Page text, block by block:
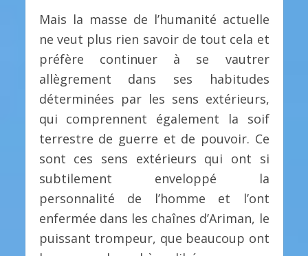
Mais la masse de l’humanité actuelle
ne veut plus rien savoir de tout cela et
préfère continuer à se vautrer
allègrement dans ses habitudes
déterminées par les sens extérieurs,
qui comprennent également la soif
terrestre de guerre et de pouvoir. Ce
sont ces sens extérieurs qui ont si
subtilement enveloppé la
personnalité de l’homme et l’ont
enfermée dans les chaînes d’Ariman, le
puissant trompeur, que beaucoup ont